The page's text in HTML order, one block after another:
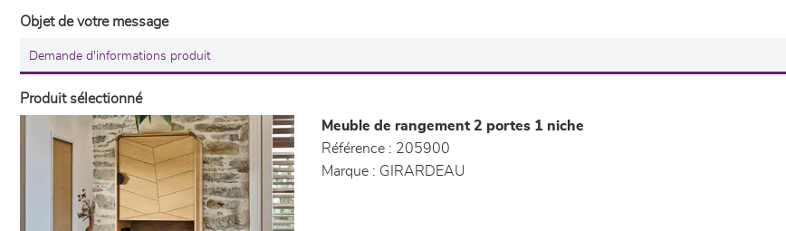
Objet de votre message
Produit sélectionné
Meuble de rangement 2 portes 1 niche
Référence : 205900
Marque : GIRARDEAU